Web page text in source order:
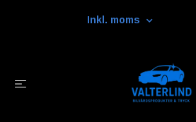
Inkl. moms